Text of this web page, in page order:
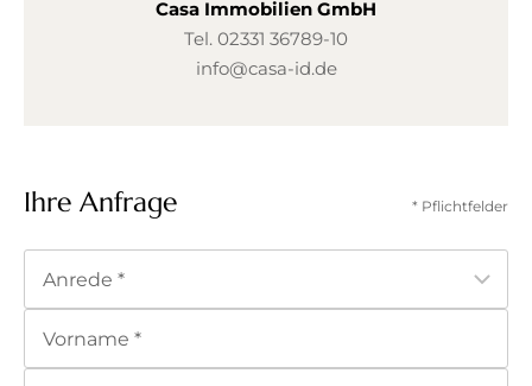
Ihre Anfrage * Pflichtfelder
Casa Immobilien GmbH
Tel. 02331 36789-10
info@casa-id.de